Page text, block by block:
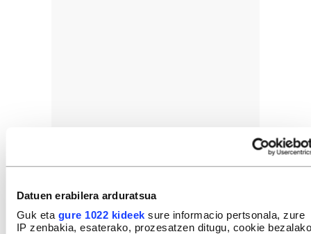
Datuen erabilera arduratsua
Guk eta gure 1022 kideek sure informacio pertsonala, zure
IP zenbakia, esaterako, prozesatzen ditugu, cookie bezalako